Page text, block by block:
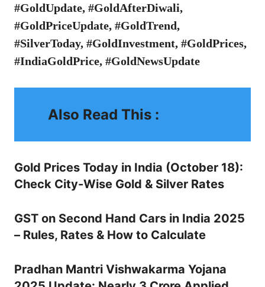
#GoldUpdate, #GoldAfterDiwali,
#GoldPriceUpdate, #GoldTrend,
#SilverToday, #GoldInvestment, #GoldPrices,
#IndiaGoldPrice, #GoldNewsUpdate
Also Read This :
Gold Prices Today in India (October 18):
Check City-Wise Gold & Silver Rates
GST on Second Hand Cars in India 2025
– Rules, Rates & How to Calculate
Pradhan Mantri Vishwakarma Yojana